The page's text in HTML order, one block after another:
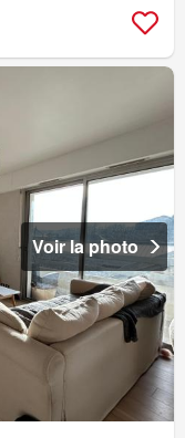
Voir la photo